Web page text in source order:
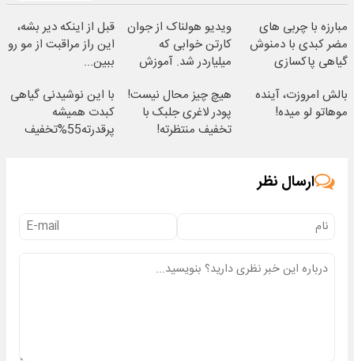
مبارزه با چربی های
مضر کبدی با دمنوش
گیاهی پاکسازی
ویدیو هولناک از جوان
کارتن خوابی که
میلیاردر شد. آموزش
قبل از اینکه دیر بشه،
این راز مراقبت از مو رو
ببین...
بالش امروزت، آینده
موهاتو لو میده!
هیچ چیز محال نیست!
پودر لاغری جلبک با
تخفیف منتظرته!
با این نوشیدنی گیاهی
کبدت همیشه
پرقدرته55%تخفیف
ارسال نظر